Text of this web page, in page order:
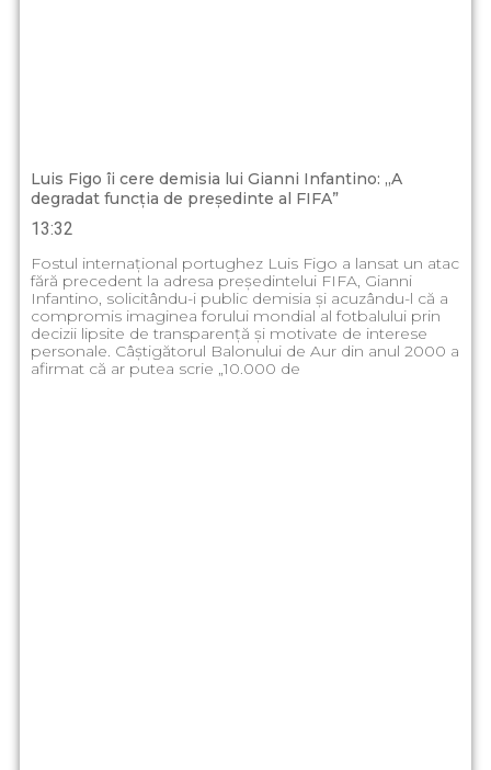
Luis Figo îi cere demisia lui Gianni Infantino: „A
degradat funcția de președinte al FIFA”
13:32
Fostul internațional portughez Luis Figo a lansat un atac
fără precedent la adresa președintelui FIFA, Gianni
Infantino, solicitându-i public demisia și acuzându-l că a
compromis imaginea forului mondial al fotbalului prin
decizii lipsite de transparență și motivate de interese
personale. Câștigătorul Balonului de Aur din anul 2000 a
afirmat că ar putea scrie „10.000 de